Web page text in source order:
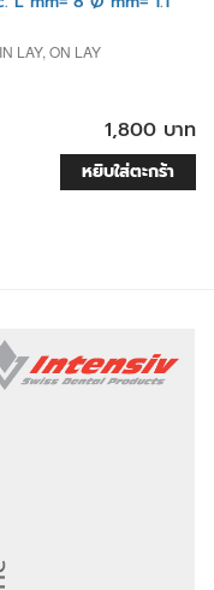
LAY, ON LAY
1,800 บาท
หยิบใส่ตะกร้า